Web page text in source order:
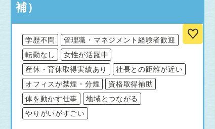
補）
学歴不問
管理職・マネジメント経験者歓迎
転勤なし
女性が活躍中
産休・育休取得実績あり
社長との距離が近い
オフィスが禁煙・分煙
資格取得補助
体を動かす仕事
地域とつながる
やりがいがすごい